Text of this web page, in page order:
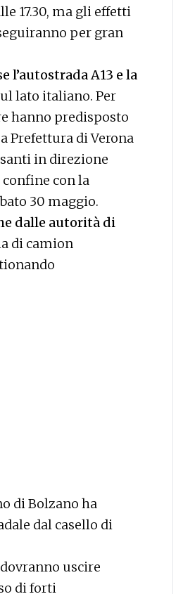
17.30, ma gli effetti
per gran
l’autostrada A13 e la
lato italiano. Per
hanno predisposto
Prefettura di Verona
in direzione
con la
30 maggio.
dalle autorità di
di camion
di Bolzano ha
dal casello di
uscire
di forti